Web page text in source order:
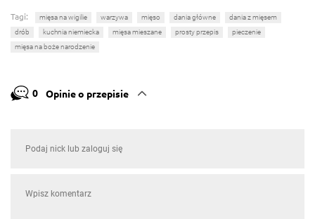
Tagi: mięsa na wigilie warzywa mięso dania główne
dania z mięsem
drób
kuchnia niemiecka mięsa mieszane prosty przepis
pieczenie
mięsa na boże narodzenie
0 Opinie o przepisie